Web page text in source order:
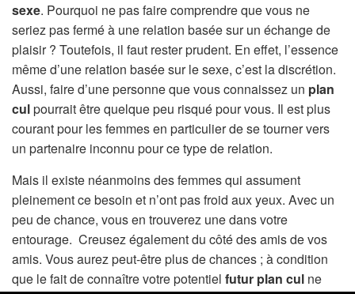
sexe. Pourquoi ne pas faire comprendre que vous ne
seriez pas fermé à une relation basée sur un échange de
plaisir ? Toutefois, il faut rester prudent. En effet, l’essence
même d’une relation basée sur le sexe, c’est la discrétion.
Aussi, faire d’une personne que vous connaissez un plan
culpourrait être quelque peu risqué pour vous. Il est plus
courant pour les femmes en particulier de se tourner vers
un partenaire inconnu pour ce type de relation.
Mais il existe néanmoins des femmes qui assument
pleinement ce besoin et n’ont pas froid aux yeux. Avec un
peu de chance, vous en trouverez une dans votre
entourage. Creusez également du côté des amis de vos
amis. Vous aurez peut-être plus de chances ; à condition
que le fait de connaître votre potentiel futur plan cul ne